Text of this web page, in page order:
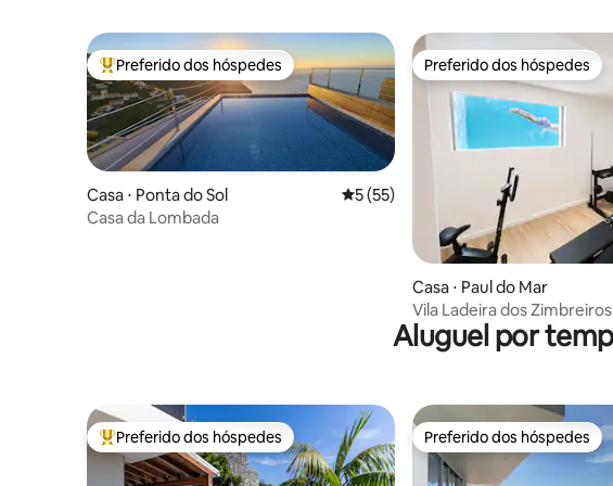
Entre os melhores preferidos dos hóspedes
Preferido dos hóspedes
Casa ⋅ Ponta do Sol 5 de uma avaliação média de 5, 55
5 (55)
Casa da Lombada
Preferido dos hóspedes
Preferido dos hóspedes
Casa ⋅ Paul do Mar
Vila Ladeira dos Zimbreiros
Aluguel por
Entre os melhores preferidos dos hóspedes
Preferido dos hóspedes Preferido dos hóspedes
Preferido dos hóspedes